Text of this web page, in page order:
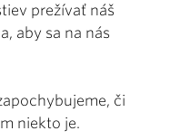
prežívať náš
aby sa na nás
či
niekto je.